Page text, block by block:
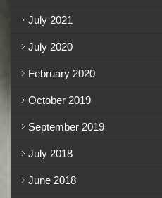
July 2021
July 2020
February 2020
October 2019
September 2019
July 2018
June 2018